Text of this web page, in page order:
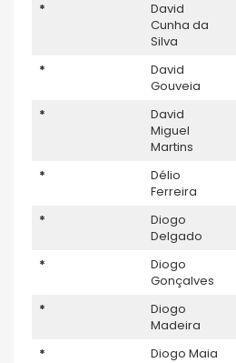
*
David
Cunha da
Silva
*
David
Gouveia
*
David
Miguel
Martins
*
Délio
Ferreira
*
Diogo
Delgado
*
Diogo
Gonçalves
*
Diogo
Madeira
*
Diogo Maia